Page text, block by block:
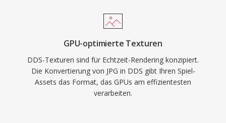
GPU-optimierte Texturen
DDS-Texturen sind für Echtzeit-Rendering konzipiert.
Die Konvertierung von JPG in DDS gibt Ihren Spiel-
Assets das Format, das GPUs am effizientesten
verarbeiten.